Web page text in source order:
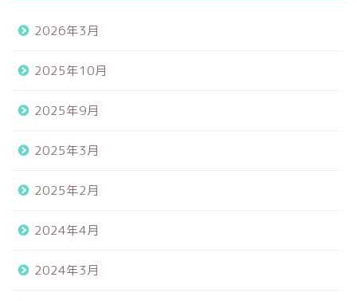
2026年3月
2025年10月
2025年9月
2025年3月
2025年2月
2024年4月
2024年3月